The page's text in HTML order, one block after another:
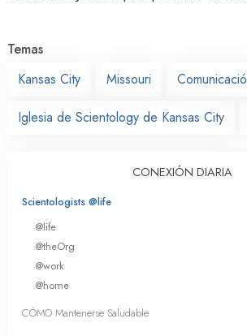
Temas
Kansas City
Missouri
Iglesia de Scientology de Kansas City
CONEXIÓN DIARIA
Scientologists @life
@life
@theOrg
@work
@home
CÓMO Mantenerse Saludable